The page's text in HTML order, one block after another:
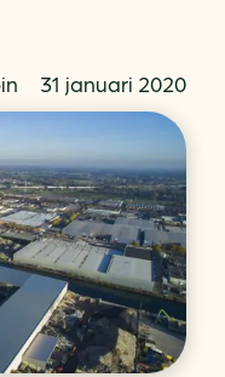
31 januari 2020